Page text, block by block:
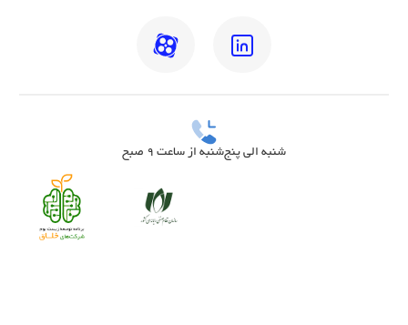
شنبه الی پنج‌شنبه از ساعت 9 صبح